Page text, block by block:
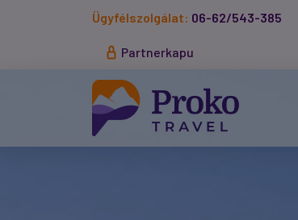
Ügyfélszolgálat: 06-62/543-385
Partnerkapu